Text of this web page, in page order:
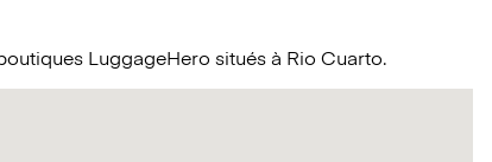
LuggageHero situés à Rio Cuarto.